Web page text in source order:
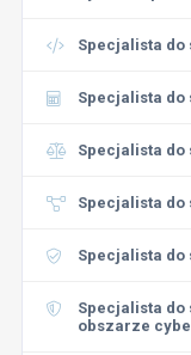
Specjalista
Specjalista do
Specjalista do
Specjalista
Specjalista
Specjalista
obszarze